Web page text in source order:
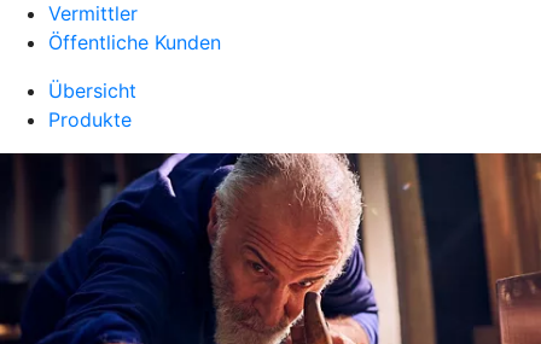
Vermittler
Öffentliche Kunden
Übersicht
Produkte